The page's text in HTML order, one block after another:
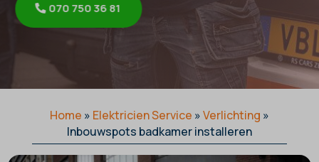
070 750 36 81
Home » Elektricien Service »Verlichting »
Inbouwspots badkamer installeren